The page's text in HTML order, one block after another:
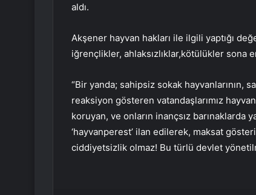
aldı.
Akşener hayvan hakları ile ilgili yaptığı
iğrençlikler, ahlaksızlıklar,kötülükler sona
“Bir yanda; sahipsiz sokak hayvanlarının,
reaksiyon gösteren vatandaşlarımız
koruyan, ve onların inançsız barınaklarda
‘hayvanperest’ ilan edilerek, maksat
ciddiyetsizlik olmaz! Bu türlü devlet